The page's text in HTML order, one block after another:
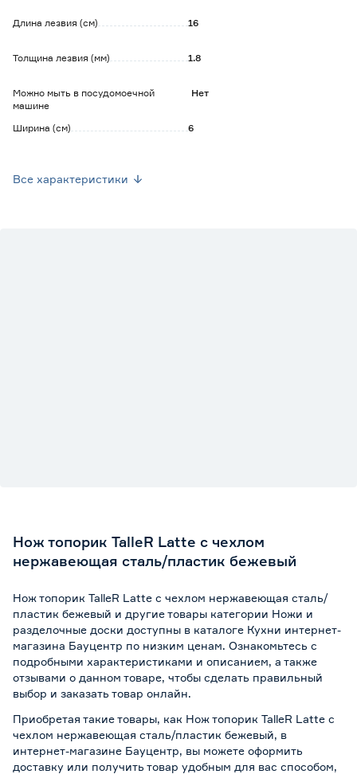
Обратите внимание:
мусаты.
Длина лезвия (см) 16
Толщина лезвия (мм) 1.8
Можно мыть в посудомоечной
машине
Нет
Ширина (см) 6
Все характеристики
Нож топорик TalleR Latte с чехлом
нержавеющая сталь/пластик бежевый
Нож топорик TalleR Latte с чехлом нержавеющая сталь/
пластик бежевый и другие товары категории Ножи и
разделочные доски доступны в каталоге Кухни интернет-
магазина Бауцентр по низким ценам. Ознакомьтесь с
подробными характеристиками и описанием, а также
отзывами о данном товаре, чтобы сделать правильный
выбор и заказать товар онлайн.
Приобретая такие товары, как Нож топорик TalleR Latte с
чехлом нержавеющая сталь/пластик бежевый, в
интернет-магазине Бауцентр, вы можете оформить
доставку или получить товар удобным для вас способом,